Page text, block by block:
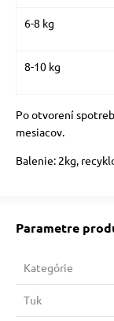
6-8 kg
8-10 kg
Po otvorení
mesiacov.
Balenie: 2kg,
Parametre
Kategórie
Tuk